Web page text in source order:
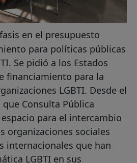
en el presupuesto
para políticas públicas
Se pidió a los Estados
financiamiento para la
LGBTI. Desde el
Consulta Pública
para el intercambio
organizaciones sociales
internacionales que han
LGBTI en sus